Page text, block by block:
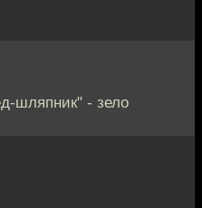
шляпник" - зело